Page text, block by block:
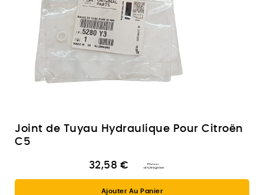
Joint de Tuyau Hydraulique Pour Citroën
C5
32,58 €
Ajouter Au Panier